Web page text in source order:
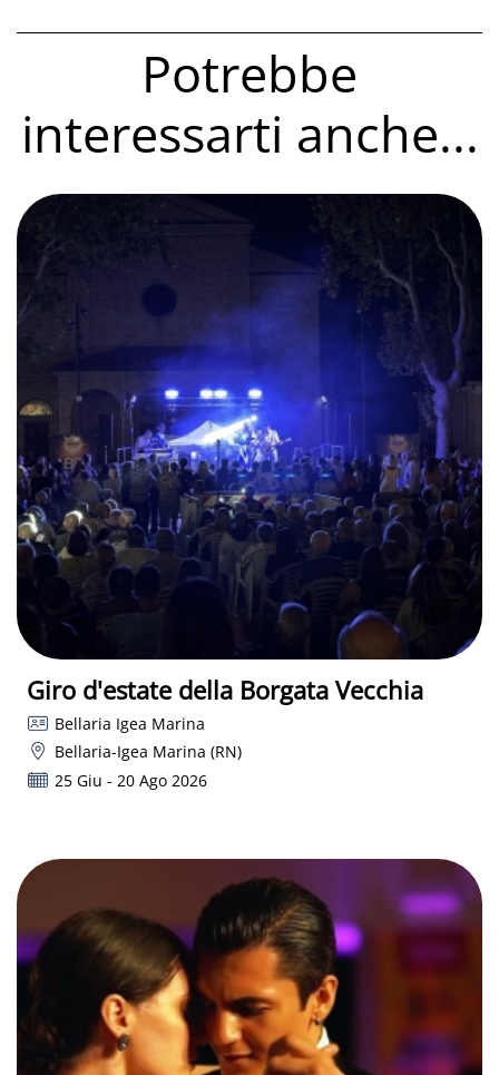
Potrebbe
interessarti anche...
Giro d'estate della Borgata Vecchia
Bellaria Igea Marina
Bellaria-Igea Marina (RN)
25 Giu - 20 Ago 2026